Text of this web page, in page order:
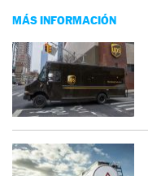
MÁS INFORMACIÓN